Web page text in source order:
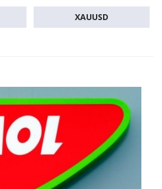
XAUUSD